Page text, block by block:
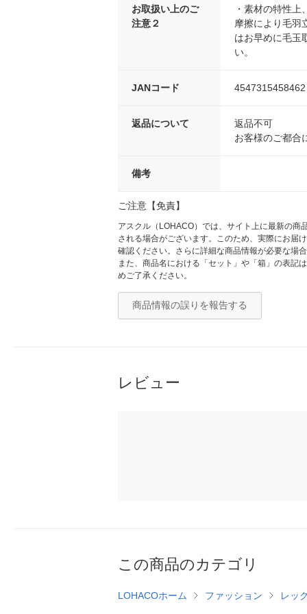
お取扱い上のご
注意２
・素材の特性
摩擦により毛羽
はお早めに毛玉
い。
JANコード 4547315458462
返品について
返品不可
お客様のご都合
備考
ご注意【免責】
アスクル（LOHACO）では、サイト上に最新の商
される場合がございます。このため、実際にお届
確認ください。さらに詳細な商品情報が必要な場
また、商品名における「セット」や「箱」の表記
めご了承ください。
商品情報の誤りを報告する
レビュー
この商品のカテゴリ
LOHACOホーム ファッション レッ